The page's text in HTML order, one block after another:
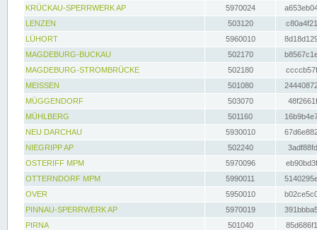
KRÜCKAU-SPERRWERK AP
5970024
LENZEN
503120
LÜHORT
5960010
MAGDEBURG-BUCKAU
502170
MAGDEBURG-STROMBRÜCKE
502180
MEISSEN
501080
MÜGGENDORF
503070
MÜHLBERG
501160
NEU DARCHAU
5930010
NIEGRIPP AP
502240
OSTERIFF MPM
5970096
OTTERNDORF MPM
5990011
OVER
5950010
PINNAU-SPERRWERK AP
5970019
PIRNA
501040